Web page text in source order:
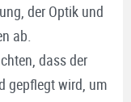
der Optik und
ab.
dass der
gepflegt wird, um